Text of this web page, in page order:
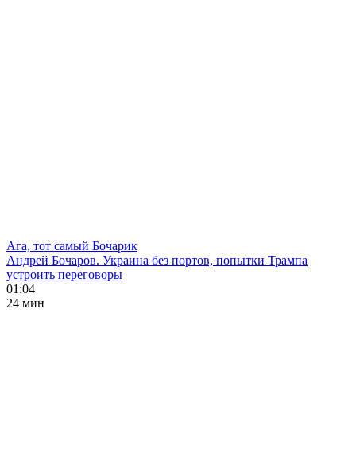
Ага, тот самый Бочарик
Андрей Бочаров. Украина без портов, попытки Трампа
устроить переговоры
01:04
24 мин